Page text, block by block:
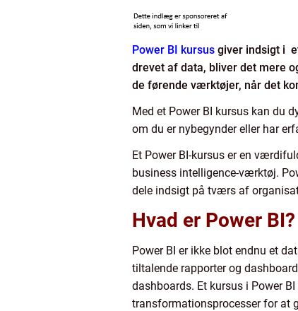
Power BI kursus giver indsigt i
drevet af data, bliver det mere
de førende værktøjer, når det
Med et Power BI kursus kan du
om du er nybegynder eller har
Et Power BI-kursus er en
business intelligence-værktøj.
dele indsigt på tværs af
Hvad er Power BI?
Power BI er ikke blot endnu et
tiltalende rapporter og
dashboards. Et kursus i Power
transformationsprocesser for at